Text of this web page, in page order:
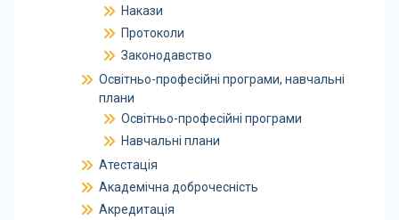
Накази
Протоколи
Законодавство
Освітньо-професійні програми, навчальні
плани
Освітньо-професійні програми
Навчальні плани
Атестація
Академічна доброчесність
Акредитація